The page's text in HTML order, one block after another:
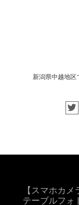
新潟県中越地区
【スマホカ
テーブルフォ